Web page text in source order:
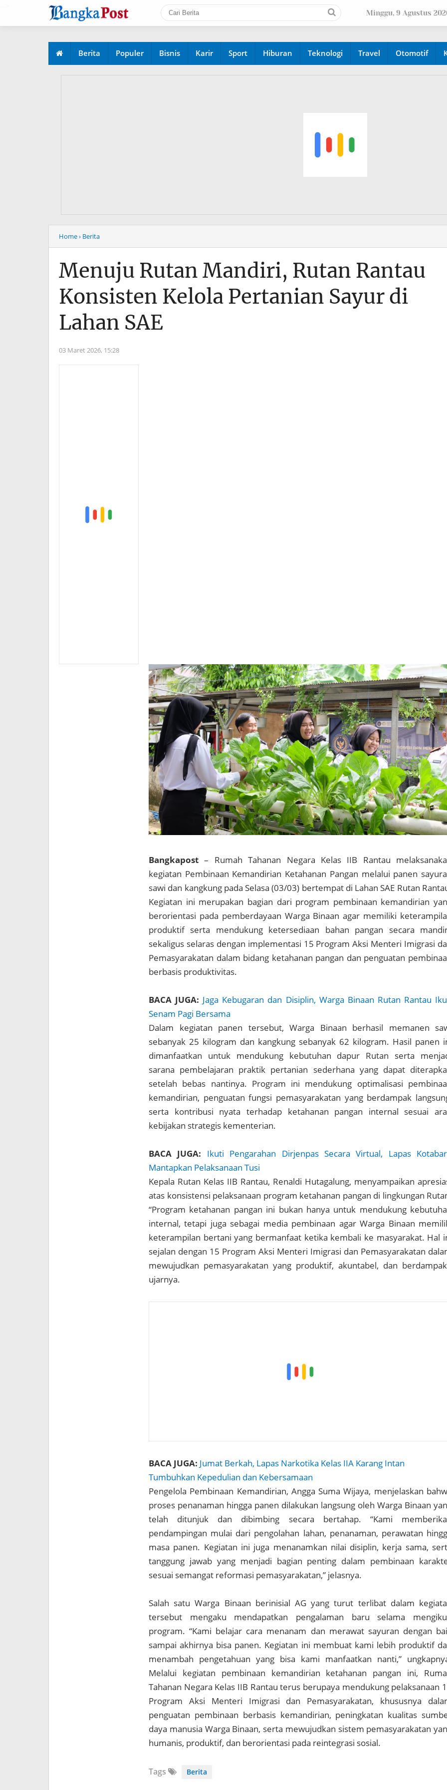
Minggu, 9 Agustus
Berita Populer Bisnis Karir Sport Hiburan Teknologi Travel Otomotif
Home› Berita
Menuju Rutan Mandiri, Rutan Rantau
Konsisten Kelola Pertanian Sayur di
Lahan SAE
03 Maret 2026, 15:28
Bangkapost– Rumah Tahanan Negara Kelas IIB Rantau
kegiatan Pembinaan Kemandirian Ketahanan Pangan melalui panen
sawi dan kangkung pada Selasa (03/03) bertempat di Lahan SAE Rutan
Kegiatan ini merupakan bagian dari program pembinaan kemandirian
berorientasi pada pemberdayaan Warga Binaan agar memiliki
produktif serta mendukung ketersediaan bahan pangan secara
sekaligus selaras dengan implementasi 15 Program Aksi Menteri Imigrasi
Pemasyarakatan dalam bidang ketahanan pangan dan penguatan
berbasis produktivitas.
BACA JUGA: Jaga Kebugaran dan Disiplin, Warga Binaan Rutan Rantau
Senam Pagi Bersama
Dalam kegiatan panen tersebut, Warga Binaan berhasil memanen
sebanyak 25 kilogram dan kangkung sebanyak 62 kilogram. Hasil panen
dimanfaatkan untuk mendukung kebutuhan dapur Rutan serta
sarana pembelajaran praktik pertanian sederhana yang dapat
setelah bebas nantinya. Program ini mendukung optimalisasi
kemandirian, penguatan fungsi pemasyarakatan yang berdampak
serta kontribusi nyata terhadap ketahanan pangan internal sesuai
kebijakan strategis kementerian.
BACA JUGA:
Ikuti Pengarahan Dirjenpas Secara Virtual, Lapas
Mantapkan Pelaksanaan Tusi
Kepala Rutan Kelas IIB Rantau, Renaldi Hutagalung, menyampaikan
atas konsistensi pelaksanaan program ketahanan pangan di lingkungan
“Program ketahanan pangan ini bukan hanya untuk mendukung
internal, tetapi juga sebagai media pembinaan agar Warga Binaan
keterampilan bertani yang bermanfaat ketika kembali ke masyarakat. Hal
sejalan dengan 15 Program Aksi Menteri Imigrasi dan Pemasyarakatan
mewujudkan pemasyarakatan yang produktif, akuntabel, dan
ujarnya.
BACA JUGA: Jumat Berkah, Lapas Narkotika Kelas IIA Karang Intan
Tumbuhkan Kepedulian dan Kebersamaan
Pengelola Pembinaan Kemandirian, Angga Suma Wijaya, menjelaskan
proses penanaman hingga panen dilakukan langsung oleh Warga Binaan
telah ditunjuk dan dibimbing secara bertahap. “Kami
pendampingan mulai dari pengolahan lahan, penanaman, perawatan
masa panen. Kegiatan ini juga menanamkan nilai disiplin, kerja sama,
tanggung jawab yang menjadi bagian penting dalam pembinaan
sesuai semangat reformasi pemasyarakatan,” jelasnya.
Salah satu Warga Binaan berinisial AG yang turut terlibat dalam
tersebut mengaku mendapatkan pengalaman baru selama
program. “Kami belajar cara menanam dan merawat sayuran dengan
sampai akhirnya bisa panen. Kegiatan ini membuat kami lebih produktif
menambah pengetahuan yang bisa kami manfaatkan nanti,”
Melalui kegiatan pembinaan kemandirian ketahanan pangan ini,
Tahanan Negara Kelas IIB Rantau terus berupaya mendukung pelaksanaan
Program Aksi Menteri Imigrasi dan Pemasyarakatan, khususnya
penguatan pembinaan berbasis kemandirian, peningkatan kualitas
daya manusia Warga Binaan, serta mewujudkan sistem pemasyarakatan
humanis, produktif, dan berorientasi pada reintegrasi sosial.
Tags Berita